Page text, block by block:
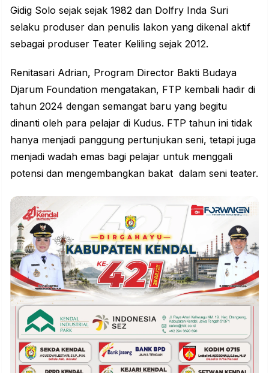
Gidig Solo sejak sejak 1982 dan Dolfry Inda Suri
selaku produser dan penulis lakon yang dikenal aktif
sebagai produser Teater Keliling sejak 2012.
Renitasari Adrian, Program Director Bakti Budaya
Djarum Foundation mengatakan, FTP kembali hadir di
tahun 2024 dengan semangat baru yang begitu
dinanti oleh para pelajar di Kudus. FTP tahun ini tidak
hanya menjadi panggung pertunjukan seni, tetapi juga
menjadi wadah emas bagi pelajar untuk menggali
potensi dan mengembangkan bakat dalam seni teater.